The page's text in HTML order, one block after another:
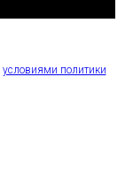
условиями политики